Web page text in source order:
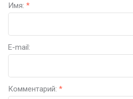
Имя: *
E-mail:
Комментарий: *